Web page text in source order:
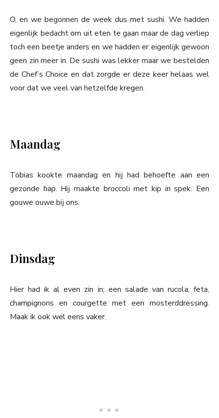
O, en we begonnen de week dus met sushi. We hadden
eigenlijk bedacht om uit eten te gaan maar de dag verliep
toch een beetje anders en we hadden er eigenlijk gewoon
geen zin meer in. De sushi was lekker maar we bestelden
de Chef’s Choice en dat zorgde er deze keer helaas wel
voor dat we veel van hetzelfde kregen.
Maandag
Tobias kookte maandag en hij had behoefte aan een
gezonde hap. Hij maakte broccoli met kip in spek. Een
gouwe ouwe bij ons.
Dinsdag
Hier had ik al even zin in; een salade van rucola, feta,
champignons en courgette met een mosterddressing.
Maak ik ook wel eens vaker.